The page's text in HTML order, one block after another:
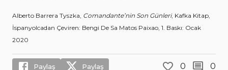
Alberto Barrera Tyszka, Comandante’nin Son Günleri, Kafka Kitap,
İspanyolcadan Çeviren: Bengi De Sa Matos Paixao, 1. Baskı: Ocak
2020
Paylaş Paylaş 0 0